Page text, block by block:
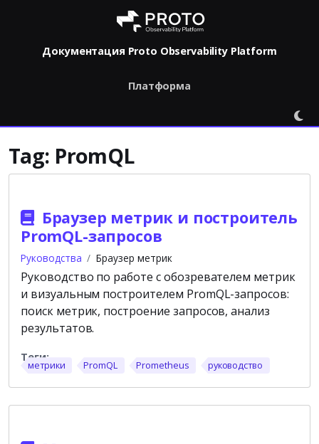
Документация Proto Observability Platform
Платформа
Tag: PromQL
Браузер метрик и построитель
PromQL-запросов
Руководства Браузер метрик
Руководство по работе с обозревателем метрик
и визуальным построителем PromQL-запросов:
поиск метрик, построение запросов, анализ
результатов.
метрики PromQL Prometheus руководство